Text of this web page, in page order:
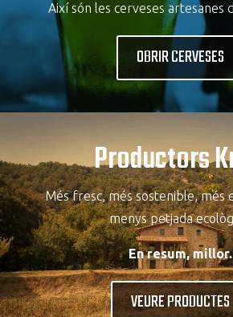
Així són les cerveses artesanes
OBRIR CERVESES
Productors
Més fresc, més sostenible, més
menys petjada
En resum, millor.
VEURE PRODUCTES